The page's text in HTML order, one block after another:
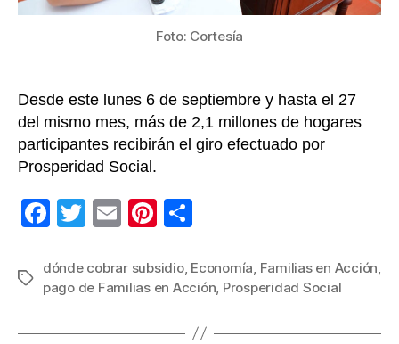
en
Foto: Cortesía
Desde este lunes 6 de septiembre y hasta el 27
del mismo mes, más de 2,1 millones de hogares
participantes recibirán el giro efectuado por
Prosperidad Social.
F
c
e
b
T
tt
er
E
ail
Pi
er
e
st
m
p
ar
Etiquetas
dónde cobrar subsidio, Economía, Familias en Acción,
pago de Familias en Acción, Prosperidad Social